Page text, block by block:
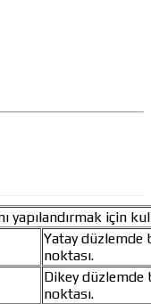
yapılandırmak için
Yatay düzlemde
noktası.
Dikey düzlemde
noktası.